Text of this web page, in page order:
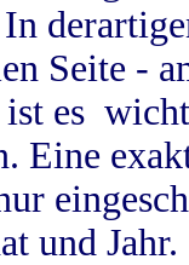
Seite -
es
Eine
und Jahr.